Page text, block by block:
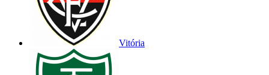
Vitória